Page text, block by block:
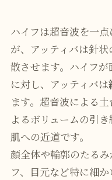
ハイフは超音波を一
が、アッティバは針
散させます。ハイフ
に対し、アッティバは
ます。超音波による
よるボリュームの引
肌への近道です。
顔全体や輪郭のたる
フ、目元など特に細